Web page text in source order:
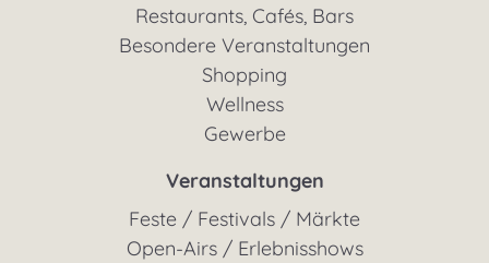
Restaurants, Cafés, Bars
Besondere Veranstaltungen
Shopping
Wellness
Gewerbe
Veranstaltungen
Feste / Festivals / Märkte
Open-Airs / Erlebnisshows